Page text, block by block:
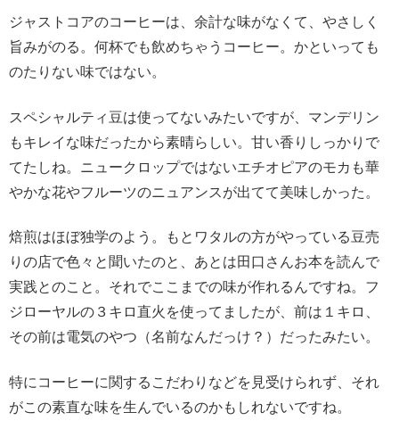
ジャストコアのコーヒーは、余計な味がなくて、やさしく
旨みがのる。何杯でも飲めちゃうコーヒー。かといっても
のたりない味ではない。
スペシャルティ豆は使ってないみたいですが、マンデリン
もキレイな味だったから素晴らしい。甘い香りしっかりで
てたしね。ニュークロップではないエチオピアのモカも華
やかな花やフルーツのニュアンスが出てて美味しかった。
焙煎はほぼ独学のよう。もとワタルの方がやっている豆売
りの店で色々と聞いたのと、あとは田口さんお本を読んで
実践とのこと。それでここまでの味が作れるんですね。フ
ジローヤルの３キロ直火を使ってましたが、前は１キロ、
その前は電気のやつ（名前なんだっけ？）だったみたい。
特にコーヒーに関するこだわりなどを見受けられず、それ
がこの素直な味を生んでいるのかもしれないですね。